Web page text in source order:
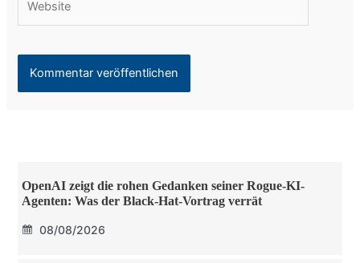
OpenAI zeigt die rohen Gedanken seiner Rogue-KI-
Agenten: Was der Black-Hat-Vortrag verrät
08/08/2026